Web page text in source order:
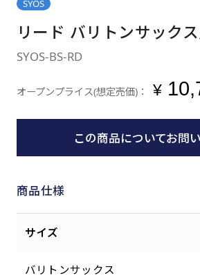
SYOS
リード バリトンサック
SYOS-BS-RD
オープンプライス(想定売価)： ¥
この商品についてお問
商品仕様
サイズ
バリトンサックス